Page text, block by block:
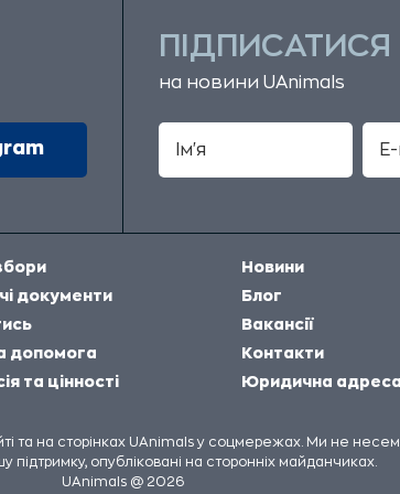
ПІДПИСАТИСЯ
на новини UAnimals
документи
допомога
та цінності
Новини
Блог
Вакансії
Контакти
Юридична адреса
та на сторінках UAnimals у соцмережах. Ми не
підтримку, опубліковані на сторонніх майданчиках.
UAnimals @ 2026